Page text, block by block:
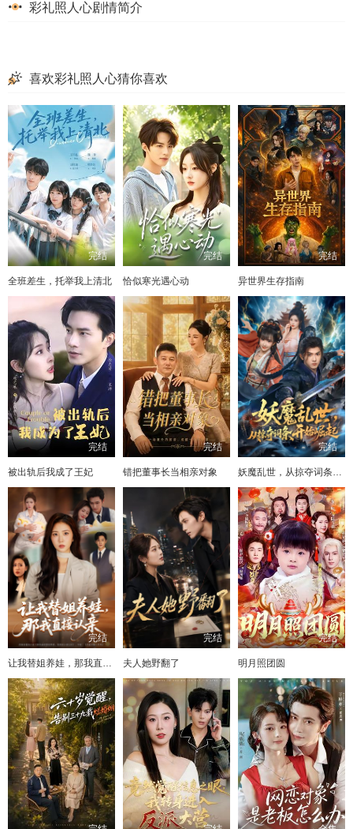
彩礼照人心剧情简介
喜欢彩礼照人心猜你喜欢
完结
全班差生，托举我上清北
完结
恰似寒光遇心动
完结
异世界生存指南
完结
被出轨后我成了王妃
完结
错把董事长当相亲对象
完结
妖魔乱世，从掠夺词条开始崛起
完结
让我替姐养娃，那我直接认亲
完结
夫人她野翻了
完结
明月照团圆